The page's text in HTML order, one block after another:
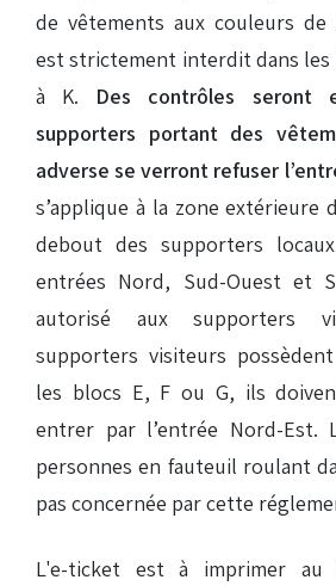
de vêtements aux couleurs de
est strictement interdit dans les
à K. Des contrôles seront
supporters portant des
adverse se verront refuser
s’applique à la zone extérieure
debout des supporters
entrées Nord, Sud-Ouest et
autorisé aux supporters
supporters visiteurs
les blocs E, F ou G, ils
entrer par l’entrée Nord-Est.
personnes en fauteuil roulant
pas concernée par cette
L'e-ticket est à imprimer